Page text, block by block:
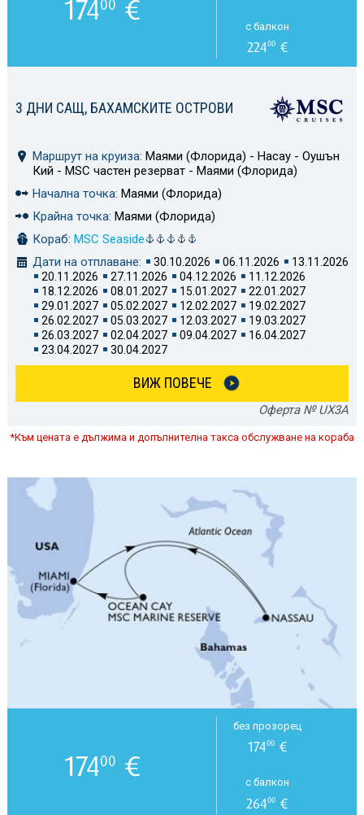
3 ДНИ САЩ, БАХАМСКИТЕ ОСТРОВИ
Маршрут на круиза: Маями (Флорида) - Насау - Оушън
Кий - MSC частен резерват - Маями (Флорида)
Начална точка: Маями (Флорида)
Крайна точка: Маями (Флорида)
Кораб: MSC Seaside
Дати на отплаване:
30.10.2026 06.11.2026
13.11.2026
20.11.2026
27.11.2026 04.12.2026
11.12.2026
18.12.2026
08.01.2027 15.01.2027
22.01.2027
29.01.2027
05.02.2027 12.02.2027
19.02.2027
26.02.2027
05.03.2027 12.03.2027
19.03.2027
26.03.2027
02.04.2027 09.04.2027
16.04.2027
23.04.2027
30.04.2027
ВИЖ ПОВЕЧЕ
Оферта № UX3A
174 €
с балкон
22400€
*Към цената е дължима и допълнителна такса обслужване на кораба
17400 €
без прозорец
17400€
с балкон
26400 €